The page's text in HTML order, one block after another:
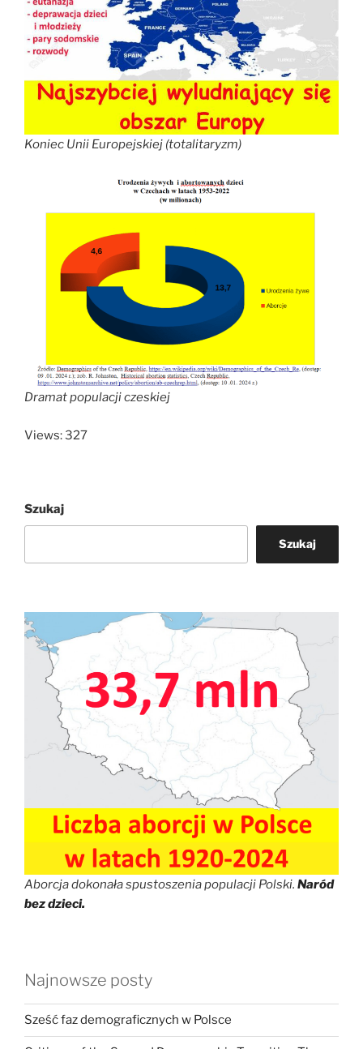
Koniec Unii Europejskiej (totalitaryzm)
Dramat populacji czeskiej
Views: 327
Szukaj
Szukaj
Aborcja dokonała spustoszenia populacji Polski. Naród
bez dzieci.
Najnowsze posty
Sześć faz demograficznych w Polsce